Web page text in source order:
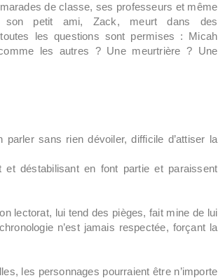
de classe, ses professeurs et même
son petit ami, Zack, meurt dans des
les questions sont permises : Micah
les autres ? Une meurtrière ? Une
sans rien dévoiler, difficile d’attiser la
déstabilisant en font partie et paraissent
lectorat, lui tend des pièges, fait mine de lui
n’est jamais respectée, forçant la
les personnages pourraient être n’importe